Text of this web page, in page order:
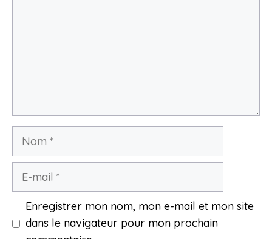
Nom
Enregistrer mon nom, mon e-mail et mon site
dans le navigateur pour mon prochain